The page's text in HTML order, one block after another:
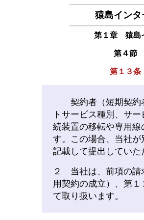
猿島イン
第１章 猿島
第４節
第１３
契約者（短期契約
トサービス種別、サ
続装置の移転や専用
す。この場合、当社
記載して提出していた
２ 当社は、前項の請
用契約の成立）、第
て取り扱います。